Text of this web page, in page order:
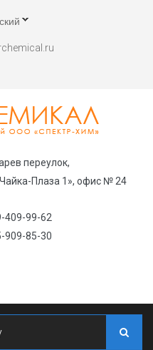
переулок,
Плаза 1», офис № 24
409-99-62
909-85-30